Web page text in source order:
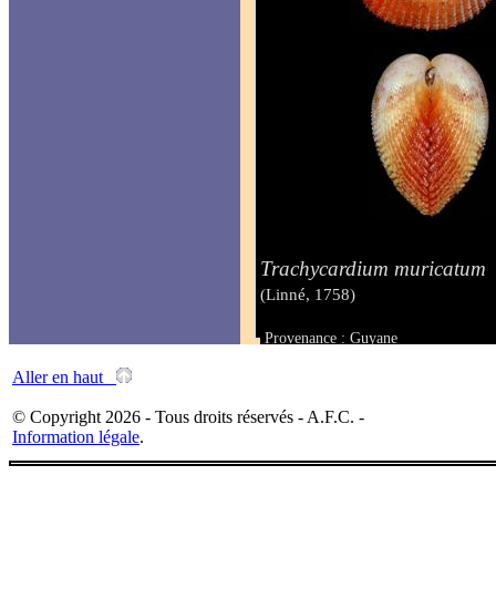
Trachycardium muricatum
(Linné, 1758)
Provenance : Guyane
Aller en haut
© Copyright 2026 - Tous droits réservés - A.F.C. -
Information légale.